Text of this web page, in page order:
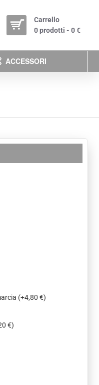
Carrello
0 prodotti - 0 €
ACCESSORI
(+4,80 €)
€)